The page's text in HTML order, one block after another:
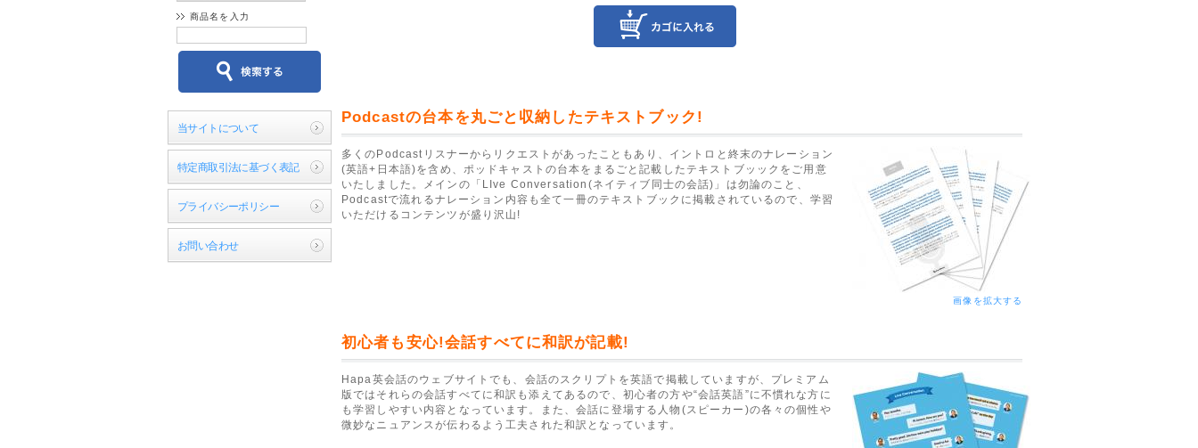
商品名を入力
当サイトについて
特定商取引法に基づく表記
プライバシーポリシー
お問い合わせ
Podcastの台本を丸ごと収納したテキストブック!
多くのPodcastリスナーからリクエストがあったこともあり、イントロと終末のナレーション
(英語+日本語)を含め、ポッドキャストの台本をまるごと記載したテキストブッックをご用意
いたしました。メインの「LIve Conversation(ネイティブ同士の会話)」は勿論のこと、
Podcastで流れるナレーション内容も全て一冊のテキストブックに掲載されているので、学習
いただけるコンテンツが盛り沢山!
画像を拡大する
初心者も安心!会話すべてに和訳が記載!
Hapa英会話のウェブサイトでも、会話のスクリプトを英語で掲載していますが、プレミアム
版ではそれらの会話すべてに和訳も添えてあるので、初心者の方や“会話英語”に不慣れな方に
も学習しやすい内容となっています。また、会話に登場する人物(スピーカー)の各々の個性や
微妙なニュアンスが伝わるよう工夫された和訳となっています。